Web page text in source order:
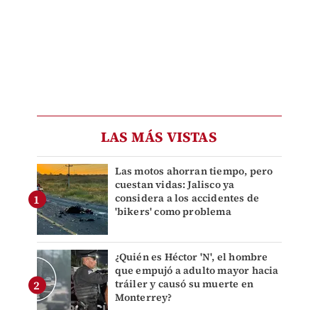
LAS MÁS VISTAS
Las motos ahorran tiempo, pero
cuestan vidas: Jalisco ya
considera a los accidentes de
'bikers' como problema
¿Quién es Héctor 'N', el hombre
que empujó a adulto mayor hacia
tráiler y causó su muerte en
Monterrey?